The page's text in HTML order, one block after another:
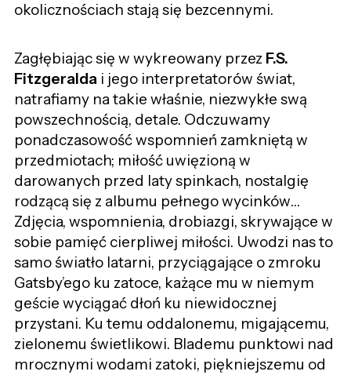
okolicznościach stają się bezcennymi.
Zagłębiając się w wykreowany przez F.S.
Fitzgeraldai jego interpretatorów świat,
natrafiamy na takie właśnie, niezwykłe swą
powszechnością, detale. Odczuwamy
ponadczasowość wspomnień zamkniętą w
przedmiotach; miłość uwięzioną w
darowanych przed laty spinkach, nostalgię
rodzącą się z albumu pełnego wycinków…
Zdjęcia, wspomnienia, drobiazgi, skrywające w
sobie pamięć cierpliwej miłości. Uwodzi nas to
samo światło latarni, przyciągające o zmroku
Gatsby’ego ku zatoce, każące mu w niemym
geście wyciągać dłoń ku niewidocznej
przystani. Ku temu oddalonemu, migającemu,
zielonemu świetlikowi. Blademu punktowi nad
mrocznymi wodami zatoki, piękniejszemu od